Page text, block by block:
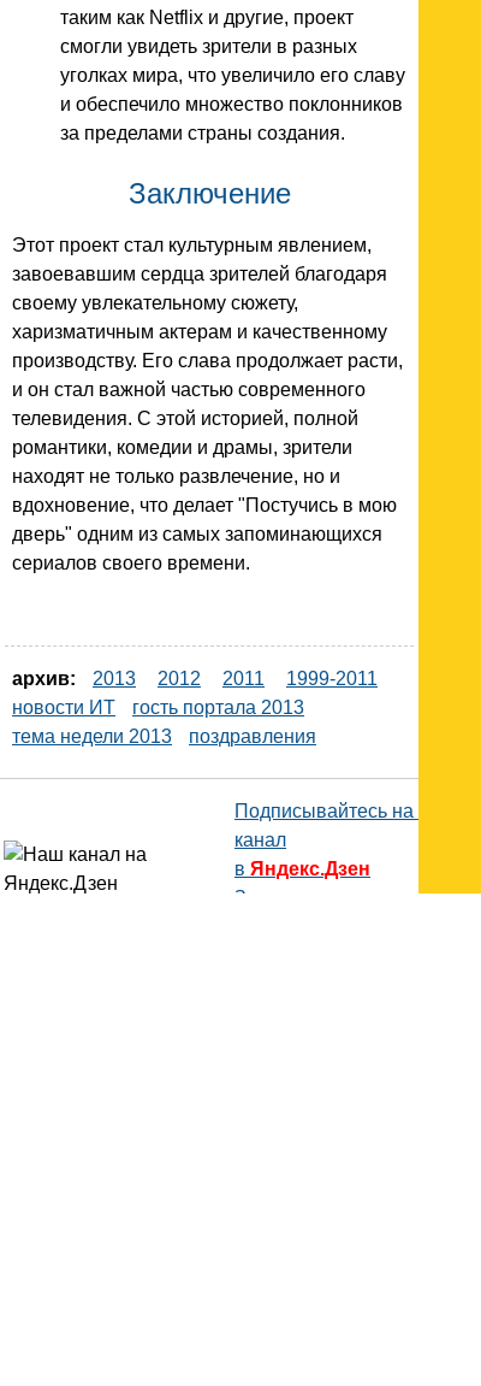
таким как Netflix и другие, проект
смогли увидеть зрители в разных
уголках мира, что увеличило его славу
и обеспечило множество поклонников
за пределами страны создания.
Заключение
Этот проект стал культурным явлением,
завоевавшим сердца зрителей благодаря
своему увлекательному сюжету,
харизматичным актерам и качественному
производству. Его слава продолжает расти,
и он стал важной частью современного
телевидения. С этой историей, полной
романтики, комедии и драмы, зрители
находят не только развлечение, но и
вдохновение, что делает "Постучись в мою
дверь" одним из самых запоминающихся
сериалов своего времени.
архив: 2013 2012 2011
1999-2011
новости ИТ
гость портала 2013
тема недели 2013
поздравления
Подписывайтесь на наш
канал
в Яндекс.Дзен
Здесь есть другие наши